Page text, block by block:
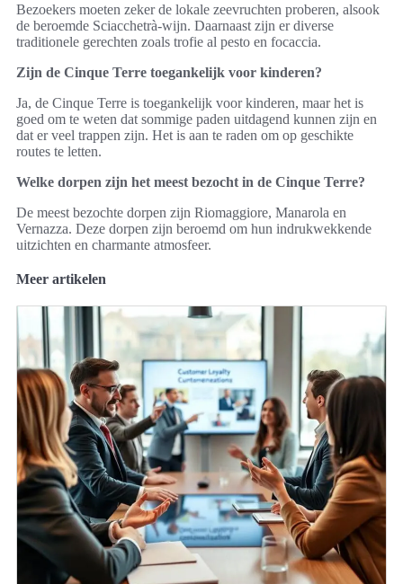
Bezoekers moeten zeker de lokale zeevruchten proberen, alsook
de beroemde Sciacchetrà-wijn. Daarnaast zijn er diverse
traditionele gerechten zoals trofie al pesto en focaccia.
Zijn de Cinque Terre toegankelijk voor kinderen?
Ja, de Cinque Terre is toegankelijk voor kinderen, maar het is
goed om te weten dat sommige paden uitdagend kunnen zijn en
dat er veel trappen zijn. Het is aan te raden om op geschikte
routes te letten.
Welke dorpen zijn het meest bezocht in de Cinque Terre?
De meest bezochte dorpen zijn Riomaggiore, Manarola en
Vernazza. Deze dorpen zijn beroemd om hun indrukwekkende
uitzichten en charmante atmosfeer.
Meer artikelen